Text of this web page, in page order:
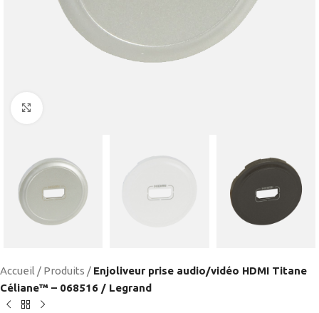
Accueil / Produits / Enjoliveur prise audio/vidéo HDMI Titane
Céliane™ – 068516 / Legrand